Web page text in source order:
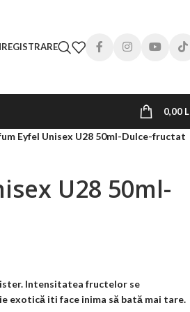
0,00
Eyfel Unisex U28 50ml-Dulce-fructat
U28 50ml-
Intensitatea fructelor se
exotică iti face inima să bată mai tare.